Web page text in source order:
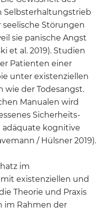
Selbsterhaltungstrieb
Störungen
sie panische Angst
et al. 2019). Studien
Patienten einer
unter existenziellen
der Todesangst.
Manualen wird
Sicherheits-
kognitive
/ Hülsner 2019).
im
existenziellen und
Theorie und Praxis
im Rahmen der